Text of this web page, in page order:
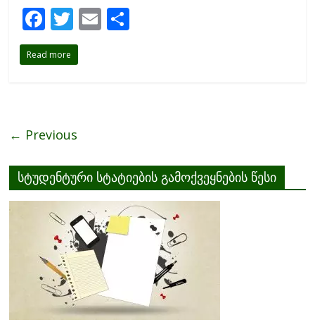
F
ac
e
o
T
w
itt
E
Read more
← Previous
სტუდენტური სტატიების გამოქვეყნების წესი